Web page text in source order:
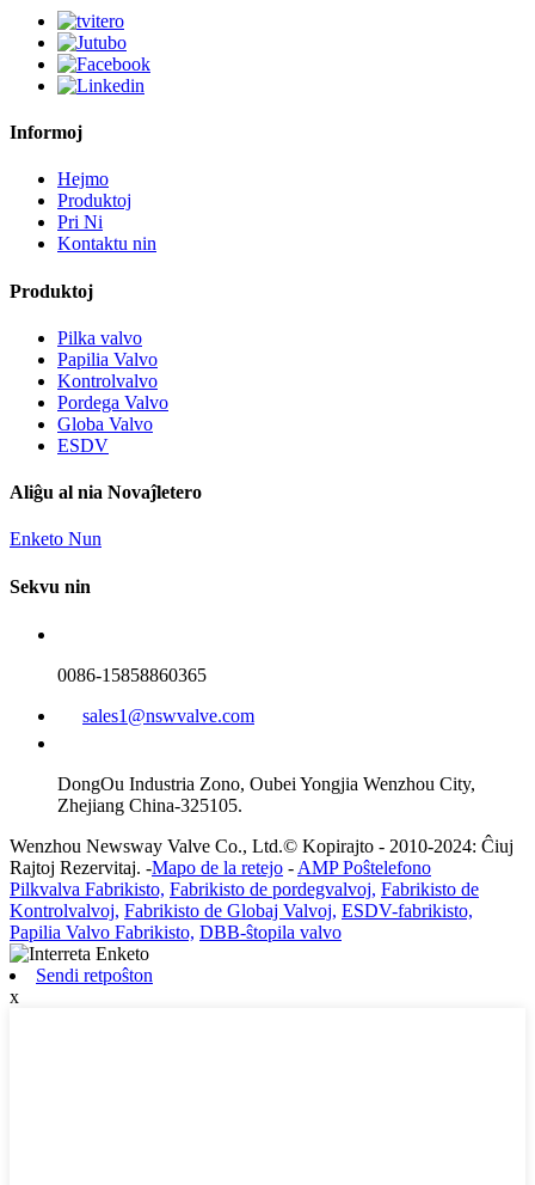
Informoj
Hejmo
Produktoj
Pri Ni
Kontaktu nin
Produktoj
Pilka valvo
Papilia Valvo
Kontrolvalvo
Pordega Valvo
Globa Valvo
ESDV
Aliĝu al nia Novaĵletero
Enketo Nun
Sekvu nin
0086-15858860365
sales1@nswvalve.com
DongOu Industria Zono, Oubei Yongjia Wenzhou City,
Zhejiang China-325105.
Wenzhou Newsway Valve Co., Ltd.© Kopirajto - 2010-2024: Ĉiuj
Rajtoj Rezervitaj. -Mapo de la retejo - AMP Poŝtelefono
Pilkvalva Fabrikisto, Fabrikisto de pordegvalvoj, Fabrikisto de
Kontrolvalvoj, Fabrikisto de Globaj Valvoj, ESDV-fabrikisto,
Papilia Valvo Fabrikisto, DBB-ŝtopila valvo
Sendi retpoŝton
x